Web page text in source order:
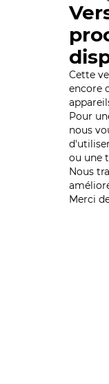
Cette
encore
Pour
nous
ou une
Nous
Merci